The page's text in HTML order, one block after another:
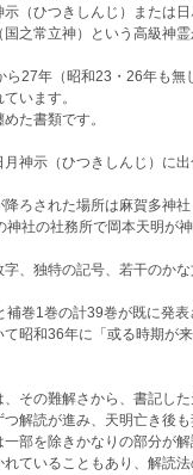
（ひつきしんじ）または
国之常立神）という高級神
27年（昭和23・26年も無
います。
た書類です。
神示（ひつきしんじ）に出
ろされた場所は麻賀多神
神社の社務所で岡本天明が
、独特の記号、若干のかな
巻1巻の計39巻が既に発表
て昭和36年に「或る時期が
その難解さから、書記し
つ解読が進み、天明亡き後
一部を除きかなりの部分が
れていることもあり、解読